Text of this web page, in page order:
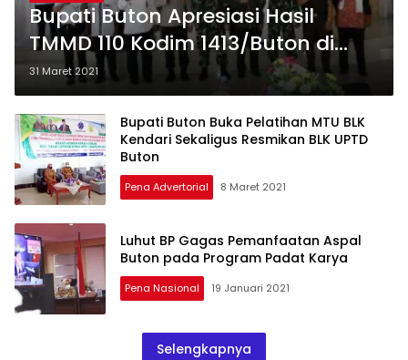
Bupati Buton Apresiasi Hasil
TMMD 110 Kodim 1413/Buton di
Lasalimu Selatan
31 Maret 2021
Bupati Buton Buka Pelatihan MTU BLK
Kendari Sekaligus Resmikan BLK UPTD
Buton
Pena Advertorial 8 Maret 2021
Luhut BP Gagas Pemanfaatan Aspal
Buton pada Program Padat Karya
Pena Nasional 19 Januari 2021
Selengkapnya